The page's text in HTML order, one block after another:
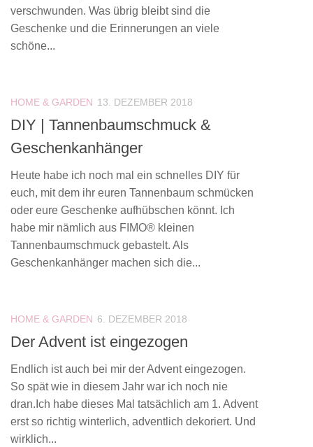
verschwunden. Was übrig bleibt sind die
Geschenke und die Erinnerungen an viele
schöne...
HOME & GARDEN 13. DEZEMBER 2018
DIY | Tannenbaumschmuck &
Geschenkanhänger
Heute habe ich noch mal ein schnelles DIY für
euch, mit dem ihr euren Tannenbaum schmücken
oder eure Geschenke aufhübschen könnt. Ich
habe mir nämlich aus FIMO® kleinen
Tannenbaumschmuck gebastelt. Als
Geschenkanhänger machen sich die...
HOME & GARDEN 6. DEZEMBER 2018
Der Advent ist eingezogen
Endlich ist auch bei mir der Advent eingezogen.
So spät wie in diesem Jahr war ich noch nie
dran.Ich habe dieses Mal tatsächlich am 1. Advent
erst so richtig winterlich, adventlich dekoriert. Und
wirklich...